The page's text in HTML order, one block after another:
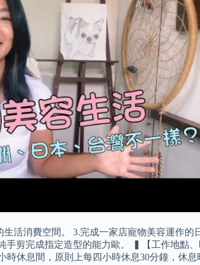
活消費空間。 3.完成一家店寵物美容運作的
剪完成指定造型的能力歐。 ▍【工作地點
休息間，原則上每四小時休息30分鐘，休